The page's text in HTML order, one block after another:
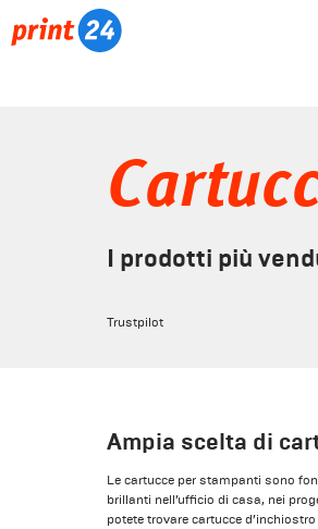
I prodotti più
Trustpilot
Ampia scelta di
Le cartucce per stampanti sono
brillanti nell’ufficio di casa, nei
potete trovare cartucce